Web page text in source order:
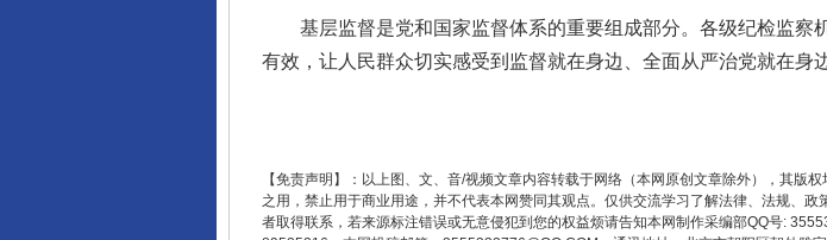
基层监督是党和国家监督体系的重要组成部分。各级纪检监察
有效，让人民群众切实感受到监督就在身边、全面从严治党就在身边
【免责声明】：以上图、文、音/视频文章内容转载于网络（本网原创文章除外），其
之用，禁止用于商业用途，并不代表本网赞同其观点。仅供交流学习了解法律、法规、
者取得联系，若来源标注错误或无意侵犯到您的权益烦请告知本网制作采编部QQ号:
在谋一域中谋全局
今年投资意愿